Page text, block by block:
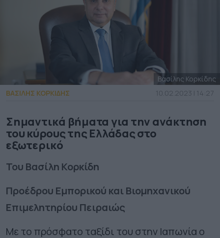
Βασίλης Κορκίδης
ΒΑΣΙΛΗΣ ΚΟΡΚΙΔΗΣ
10.02.2023 | 14:27
Σημαντικά βήματα για την ανάκτηση
του κύρους της Ελλάδας στο
εξωτερικό
Του Βασίλη Κορκίδη
Προέδρου Εμπορικού και Βιομηχανικού
Επιμελητηρίου Πειραιώς
Με το πρόσφατο ταξίδι του στην Ιαπωνία ο